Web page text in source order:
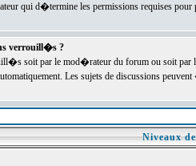
qui d�termine les permissions requises pour
verrouill�s ?
soit par le mod�rateur du forum ou soit par
Les sujets de discussions
Niveaux